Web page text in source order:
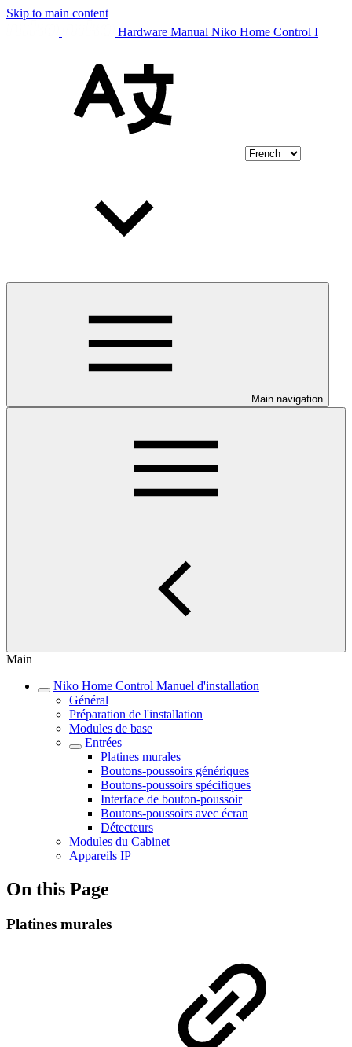
Skip to main content
Hardware Manual Niko Home Control I
Main navigation
Main
Niko Home Control Manuel d'installation
Général
Préparation de l'installation
Modules de base
Entrées
Platines murales
Boutons-poussoirs génériques
Boutons-poussoirs spécifiques
Interface de bouton-poussoir
Boutons-poussoirs avec écran
Détecteurs
Modules du Cabinet
Appareils IP
On this Page
Platines murales